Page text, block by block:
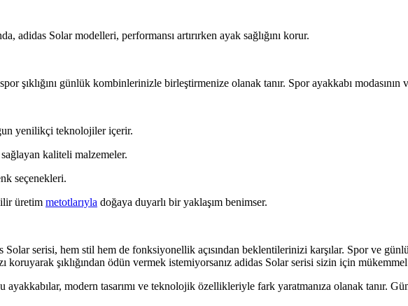
adidas Solar modelleri, performansı artırırken ayak sağlığını korur.
şıklığını günlük kombinlerinizle birleştirmenize olanak tanır. Spor ayakkabı
yenilikçi teknolojiler içerir.
kaliteli malzemeler.
seçenekleri.
üretim metotlarıyla doğaya duyarlı bir yaklaşım benimser.
Solar serisi, hem stil hem de fonksiyonellik açısından beklentilerinizi karşılar. Spor ve
koruyarak şıklığından ödün vermek istemiyorsanız adidas Solar serisi sizin için
modern tasarımı ve teknolojik özellikleriyle fark yaratmanıza olanak tanır.